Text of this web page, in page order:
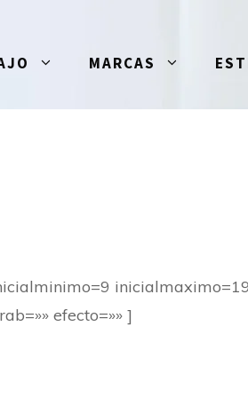
MARCAS
efecto=»» ]